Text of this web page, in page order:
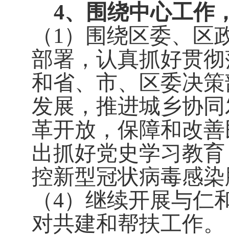
4、围绕中心工作
（1）围绕区委、区
部署，认真抓好贯
和省、市、区委决
发展，推进城乡协
革开放，保障和改
出抓好党史学习教
控新型冠状病毒感
（4）继续开展与
对共建和帮扶工作。